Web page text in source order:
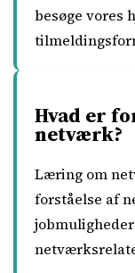
besøge vores
Hvad er
netværk?
Læring om
forståelse af